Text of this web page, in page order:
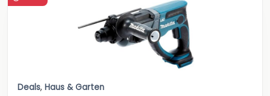
Deals, Haus & Garten